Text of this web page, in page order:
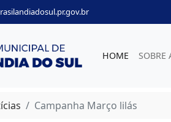
HOME SOBRE
Campanha Março lilás